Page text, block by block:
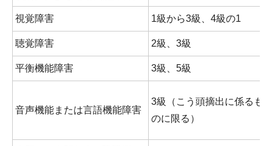
視覚障害 1級から3級、4級の1
聴覚障害 2級、3級
平衡機能障害 3級、5級
音声機能または言語機能障害
3級（こう頭摘出に係るも
のに限る）